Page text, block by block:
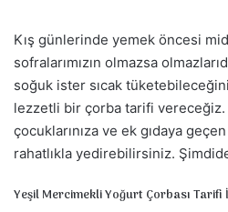
p
o
s
t
g
Kış günlerinde yemek öncesi
sofralarımızın olmazsa
soğuk ister sıcak
lezzetli bir çorba tarifi vereceğiz.
çocuklarınıza ve ek gıdaya
rahatlıkla yedirebilirsiniz.
Yeşil Mercimekli Yoğurt Çorbası